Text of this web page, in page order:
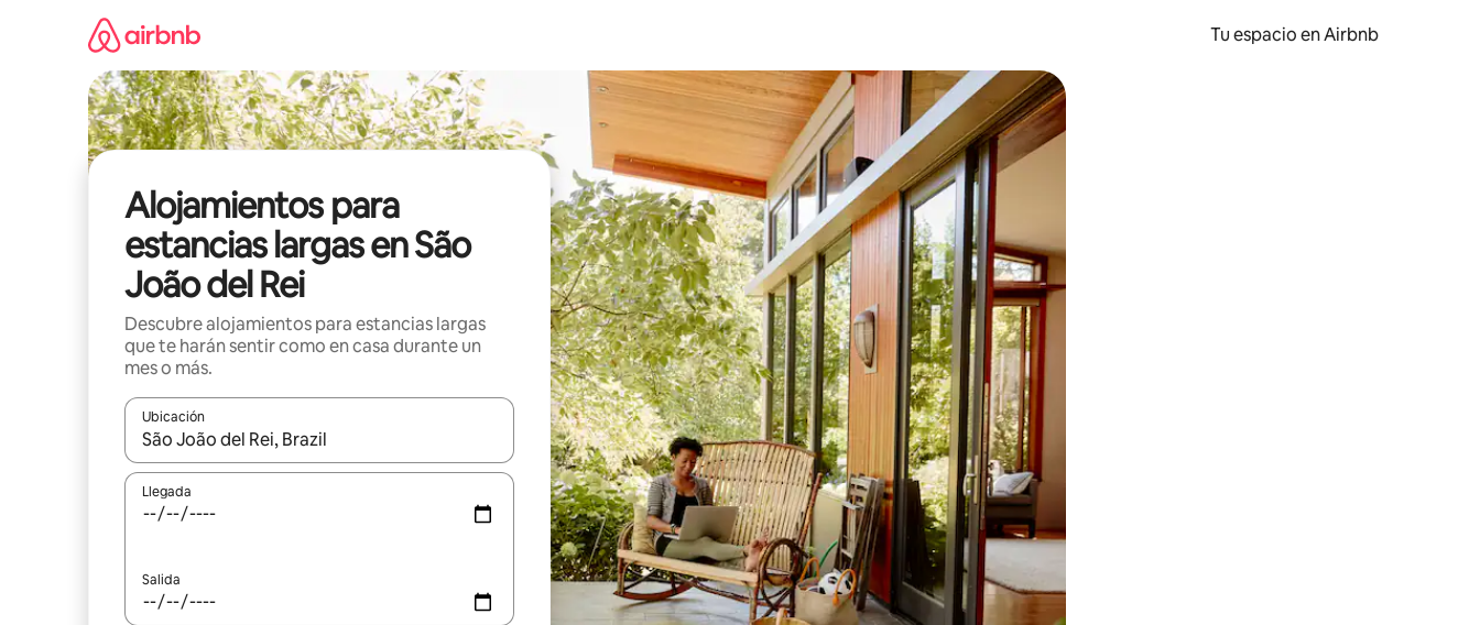
Tu espacio en Airbnb
Alojamientos para
estancias largas en São
João del Rei
Descubre alojamientos para estancias largas
que te harán sentir como en casa durante un
mes o más.
Ubicación
Cuando los resultados estén disponibles, podrás navegar usando las teclas de las flechas hacia arriba y hacia abajo, o bien tocando y deslizando la pantalla.
Llegada
Salida